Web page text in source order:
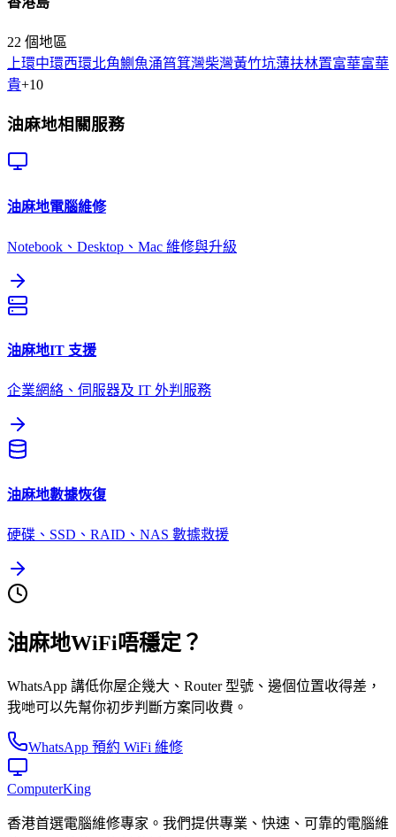
22 個地區
上環中環西環北角鰂魚涌筲箕灣柴灣黃竹坑薄扶林置富華富華
貴+10
油麻地相關服務
油麻地電腦維修
Notebook、Desktop、Mac 維修與升級
油麻地IT 支援
企業網絡、伺服器及 IT 外判服務
油麻地數據恢復
硬碟、SSD、RAID、NAS 數據救援
油麻地WiFi唔穩定？
WhatsApp 講低你屋企幾大、Router 型號、邊個位置收得差，
我哋可以先幫你初步判斷方案同收費。
WhatsApp 預約 WiFi 維修
ComputerKing
香港首選電腦維修專家。我們提供專業、快速、可靠的電腦維